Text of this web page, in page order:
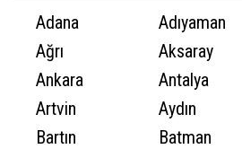
Adana Adıyaman
Ağrı
Aksaray
Ankara
Antalya
Artvin
Aydın
Bartın
Batman